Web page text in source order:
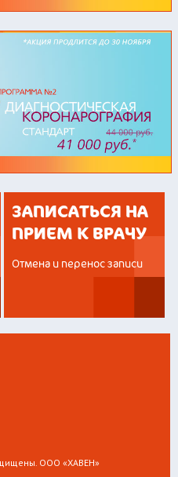
ЗАПИСАТЬСЯ НА
ПРИЕМ К ВРАЧУ
Отмена и перенос записи
ООО «ХАВЕН»